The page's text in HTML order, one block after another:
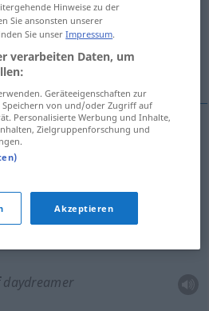
Mondkalb
fool
daydreamer
Hinweise zu der
Sie ansonsten unserer
Sie unserImpressum.
verarbeiten Daten, um
Geräteeigenschaften zur
von und/oder Zugriff auf
Personalisierte Werbung und Inhalte,
Zielgruppenforschung und
Akzeptieren